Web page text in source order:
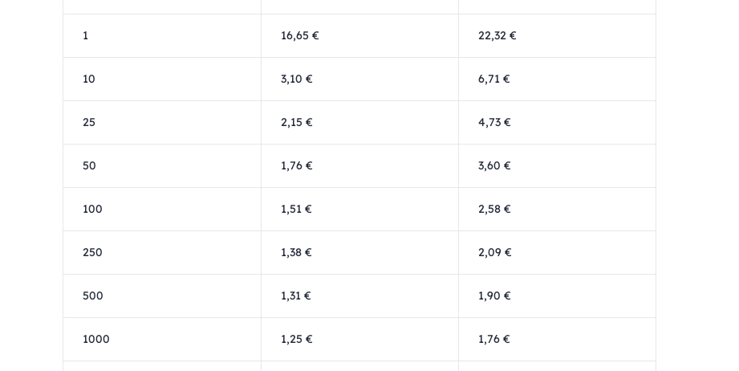
1 16,65 € 22,32 €
10 3,10 € 6,71 €
25 2,15 € 4,73 €
50 1,76 € 3,60 €
100 1,51 € 2,58 €
250 1,38 € 2,09 €
500 1,31 € 1,90 €
1000 1,25 € 1,76 €